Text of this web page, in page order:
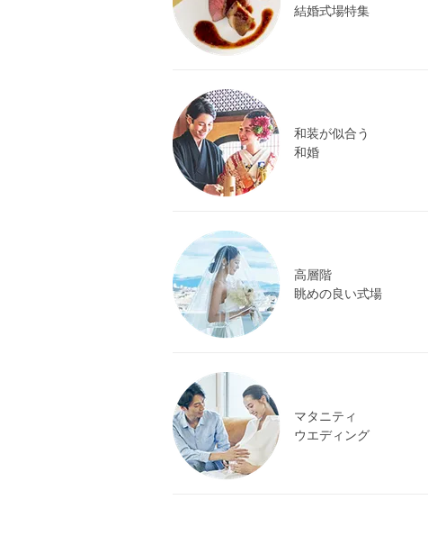
結婚式場特集
和装が似合う
和婚
高層階
眺めの良い式場
マタニティ
ウエディング